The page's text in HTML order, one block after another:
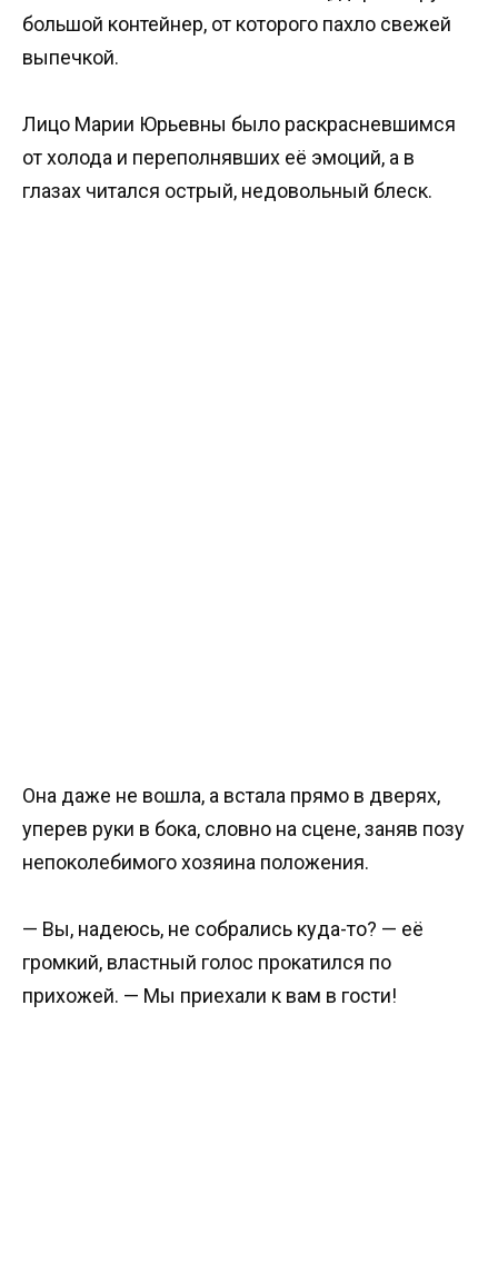
большой контейнер, от которого пахло свежей
выпечкой.
Лицо Марии Юрьевны было раскрасневшимся
от холода и переполнявших её эмоций, а в
глазах читался острый, недовольный блеск.
Она даже не вошла, а встала прямо в дверях,
уперев руки в бока, словно на сцене, заняв позу
непоколебимого хозяина положения.
— Вы, надеюсь, не собрались куда-то? — её
громкий, властный голос прокатился по
прихожей. — Мы приехали к вам в гости!